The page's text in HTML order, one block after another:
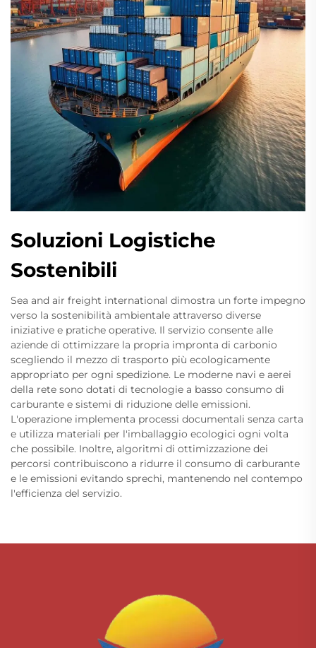
Soluzioni Logistiche
Sostenibili
Sea and air freight international dimostra un forte impegno
verso la sostenibilità ambientale attraverso diverse
iniziative e pratiche operative. Il servizio consente alle
aziende di ottimizzare la propria impronta di carbonio
scegliendo il mezzo di trasporto più ecologicamente
appropriato per ogni spedizione. Le moderne navi e aerei
della rete sono dotati di tecnologie a basso consumo di
carburante e sistemi di riduzione delle emissioni.
L'operazione implementa processi documentali senza carta
e utilizza materiali per l'imballaggio ecologici ogni volta
che possibile. Inoltre, algoritmi di ottimizzazione dei
percorsi contribuiscono a ridurre il consumo di carburante
e le emissioni evitando sprechi, mantenendo nel contempo
l'efficienza del servizio.